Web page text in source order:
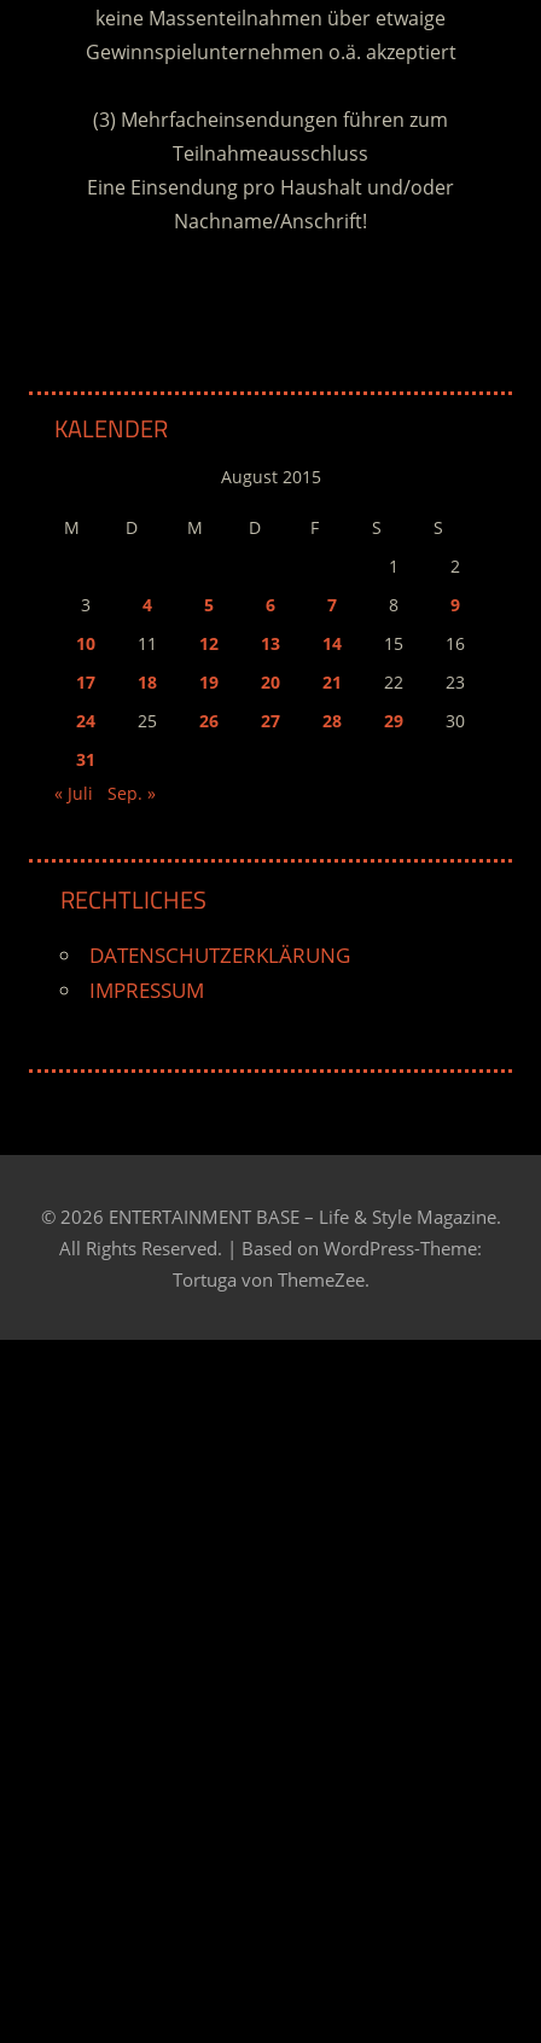
keine Massenteilnahmen über etwaige
Gewinnspielunternehmen o.ä. akzeptiert
(3) Mehrfacheinsendungen führen zum
Teilnahmeausschluss
Eine Einsendung pro Haushalt und/oder
Nachname/Anschrift!
KALENDER
August 2015
M D M D F S
S
1
2
3
4 5 6 7 8
9
10
11 12 13 14 15
16
17
18 19 20 21 22
23
24
25 26 27 28 29
30
31
« Juli
Sep. »
RECHTLICHES
DATENSCHUTZERKLÄRUNG
IMPRESSUM
© 2026 ENTERTAINMENT BASE – Life & Style Magazine.
All Rights Reserved. | Based on WordPress-Theme:
Tortuga von ThemeZee.